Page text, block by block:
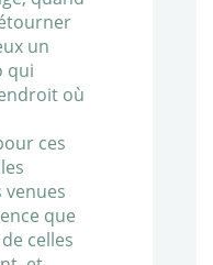
un
qui
où
ces
que
celles